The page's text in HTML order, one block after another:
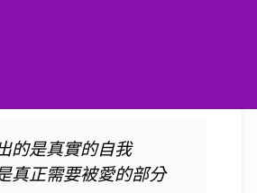
的是真實的自我
真正需要被愛的部分